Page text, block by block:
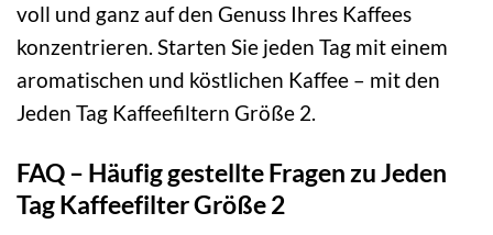
voll und ganz auf den Genuss Ihres Kaffees
konzentrieren. Starten Sie jeden Tag mit einem
aromatischen und köstlichen Kaffee – mit den
Jeden Tag Kaffeefiltern Größe 2.
FAQ – Häufig gestellte Fragen zu Jeden
Tag Kaffeefilter Größe 2